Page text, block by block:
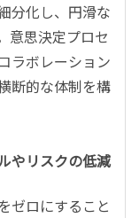
分化し、円滑な
意思決定プロセ
ラボレーション
断的な体制を構
やリスクの低減
ゼロにすること